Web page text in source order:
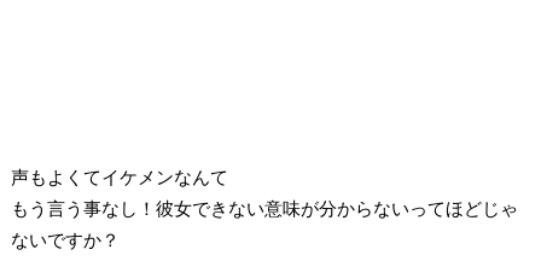
声もよくてイケメンなんて
もう言う事なし！彼女できない意味が分からないってほどじゃ
ないですか？